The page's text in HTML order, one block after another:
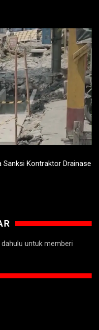
Sanksi Kontraktor Drainase
untuk memberi